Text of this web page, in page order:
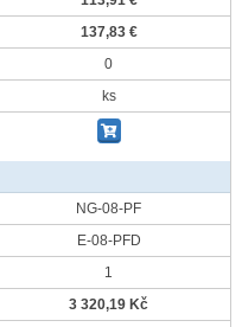
137,83 €
0
ks
NG-08-PF
E-08-PFD
1
3 320,19 Kč